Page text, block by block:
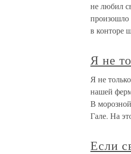
не любил
произошло
в конторе
Я не
Я не
нашей
В
Гале. На
Если